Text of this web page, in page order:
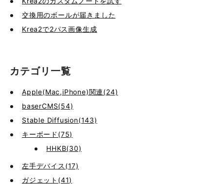
交換用のボールが届きました
Krea2で2パス画像生成
カテゴリ一覧
Apple(Mac,iPhone)関連(24)
baserCMS(54)
Stable Diffusion(143)
キーボード(75)
HHKB(30)
左手デバイス(17)
ガジェット(41)